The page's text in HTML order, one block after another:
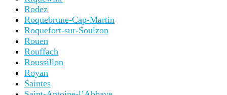
Rodez
Roquebrune-Cap-Martin
Roquefort-sur-Soulzon
Rouen
Rouffach
Roussillon
Royan
Saintes